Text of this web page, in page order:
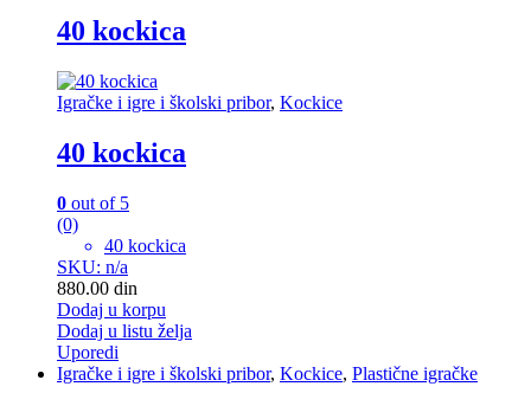
40 kockica
Igračke i igre i školski pribor, Kockice
40 kockica
0 out of 5
(0)
40 kockica
SKU: n/a
880.00 din
Dodaj u korpu
Dodaj u listu želja
Uporedi
Igračke i igre i školski pribor, Kockice, Plastične igračke